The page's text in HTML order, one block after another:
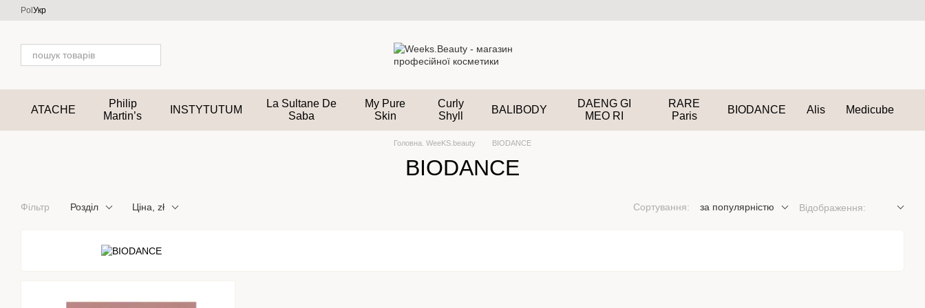
Перейти до основного контенту
Pol Укр
ATACHE
Philip
Martin’s
INSTYTUTUM
La Sultane De
Saba
My Pure
Skin
Curly
Shyll
BALIBODY
DAENG GI
MEO RI
RARE
Paris
BIODANCE Alis Medicube
Головна. WeeKS.beauty BIODANCE
BIODANCE
Фільтр Розділ Ціна, zł Сортування: за популярністю Відображення: